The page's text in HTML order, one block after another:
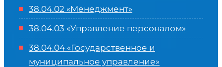
38.04.02 «Менеджмент»
38.04.03 «Управление персоналом»
38.04.04 «Государственное и
муниципальное управление»